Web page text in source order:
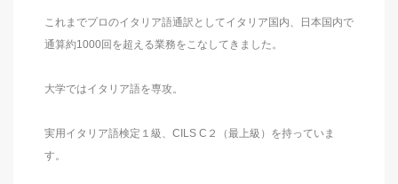
これまでプロのイタリア語通訳としてイタリア国内、日本国内で
通算約1000回を超える業務をこなしてきました。
大学ではイタリア語を専攻。
実用イタリア語検定１級、CILS C２（最上級）を持っていま
す。